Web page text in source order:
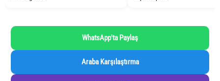
WhatsApp'ta Paylaş
Araba Karşılaştırma